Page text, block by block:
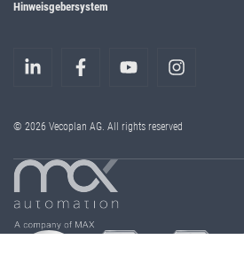
Hinweisgebersystem
© 2026 Vecoplan AG. All rights reserved